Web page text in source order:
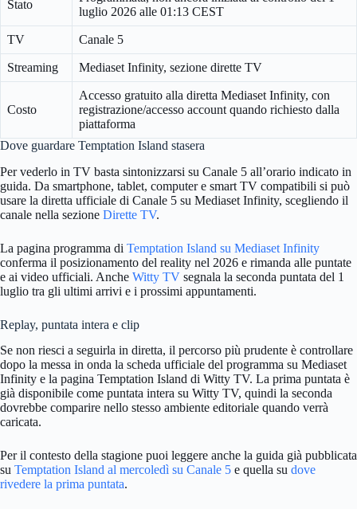
Stato
luglio 2026 alle 01:13 CEST
TV Canale 5
Streaming Mediaset Infinity, sezione dirette TV
Costo
Accesso gratuito alla diretta Mediaset Infinity, con
registrazione/accesso account quando richiesto dalla
piattaforma
Dove guardare Temptation Island stasera
Per vederlo in TV basta sintonizzarsi su Canale 5 all’orario indicato in
guida. Da smartphone, tablet, computer e smart TV compatibili si può
usare la diretta ufficiale di Canale 5 su Mediaset Infinity, scegliendo il
canale nella sezione Dirette TV.
La pagina programma di Temptation Island su Mediaset Infinity
conferma il posizionamento del reality nel 2026 e rimanda alle puntate
e ai video ufficiali. Anche Witty TV segnala la seconda puntata del 1
luglio tra gli ultimi arrivi e i prossimi appuntamenti.
Replay, puntata intera e clip
Se non riesci a seguirla in diretta, il percorso più prudente è controllare
dopo la messa in onda la scheda ufficiale del programma su Mediaset
Infinity e la pagina Temptation Island di Witty TV. La prima puntata è
già disponibile come puntata intera su Witty TV, quindi la seconda
dovrebbe comparire nello stesso ambiente editoriale quando verrà
caricata.
Per il contesto della stagione puoi leggere anche la guida già pubblicata
su Temptation Island al mercoledì su Canale 5 e quella su dove
rivedere la prima puntata.